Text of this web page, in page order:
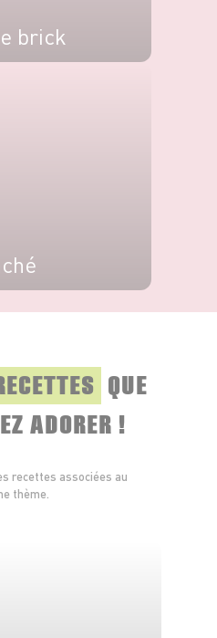
brick
QUE
ADORER !
recettes associées au
thème.